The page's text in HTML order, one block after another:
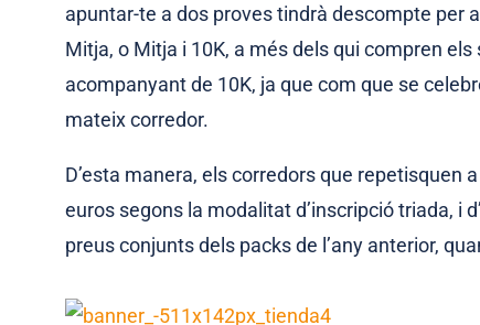
apuntar-te a dos proves tindrà descompte per
Mitja, o Mitja i 10K, a més dels qui compren
acompanyant de 10K, ja que com que se
mateix corredor.
D’esta manera, els corredors que repetisquen
euros segons la modalitat d’inscripció triada, i
preus conjunts dels packs de l’any anterior,